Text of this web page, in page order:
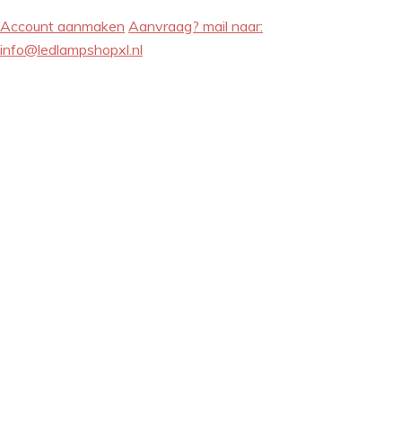
Account aanmaken Aanvraag? mail naar:
info@ledlampshopxl.nl